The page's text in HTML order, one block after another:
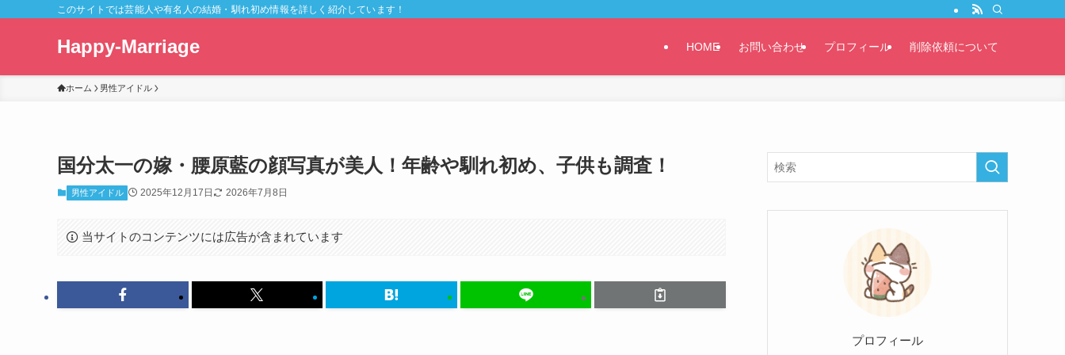
このサイトでは芸能人や有名人の結婚・馴れ初め情報を詳しく紹介しています！
Happy-Marriage HOME お問い合わせ プロフィール 削除依頼について
ホーム 男性アイドル
国分太一の嫁・腰原藍の顔写真が美人！年齢や馴れ初め、子供も調査！
男性アイドル 2025年12月17日 2026年7月8日
当サイトのコンテンツには広告が含まれています
プロフィール